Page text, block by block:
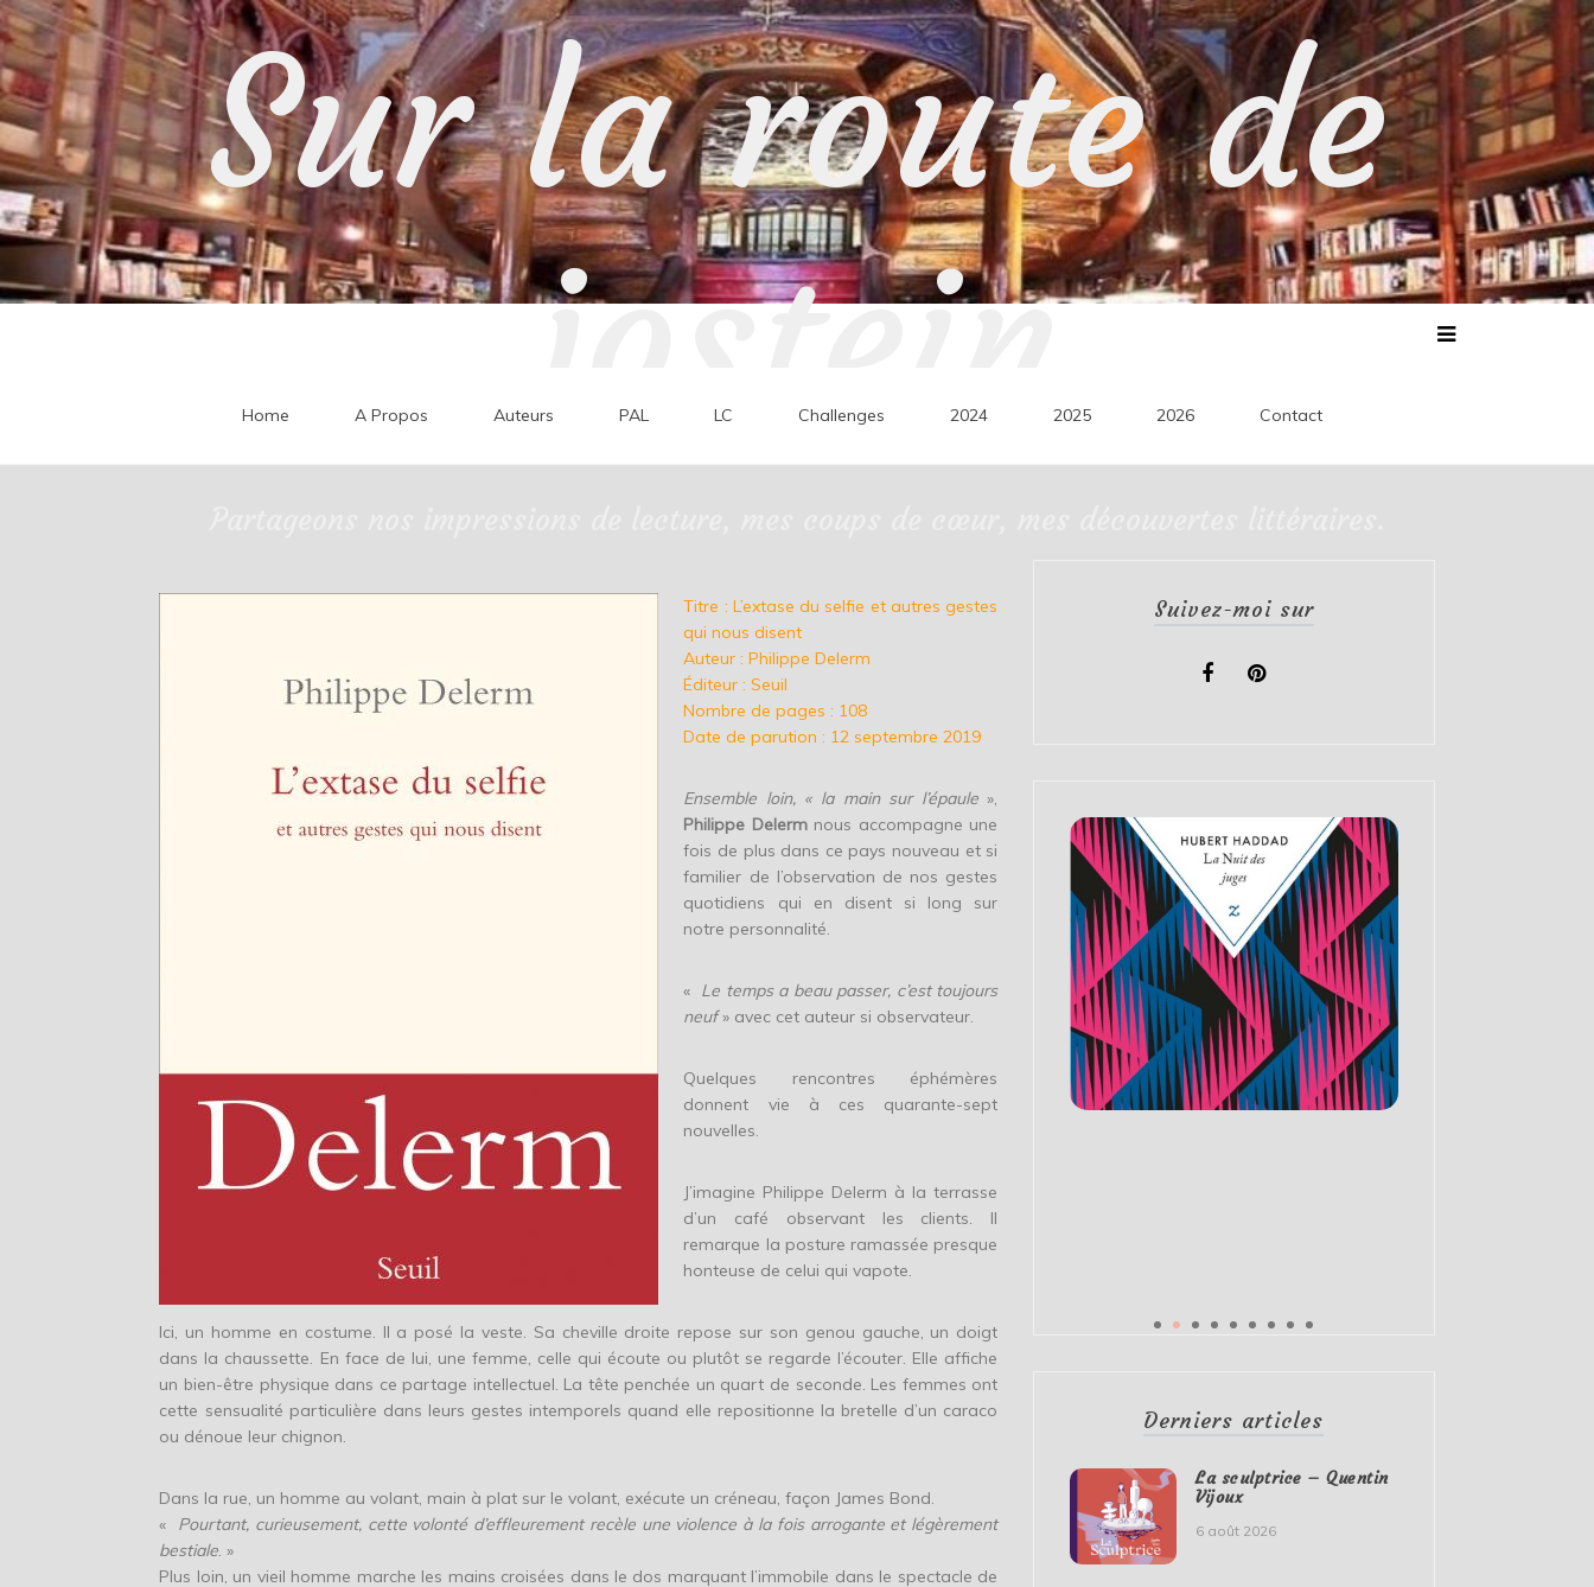
Skip
to
content
Sur la route de
jostein
Home A Propos Auteurs PAL LC Challenges 2024 2025 2026 Contact
Titre : L’extase du selfie et autres gestes
qui nous disent
Auteur : Philippe Delerm
Éditeur : Seuil
Nombre de pages : 108
Date de parution : 12 septembre 2019
Ensemble loin, « la main sur l’épaule»,
Philippe Delermnous accompagne une
fois de plus dans ce pays nouveau et si
familier de l’observation de nos gestes
quotidiens qui en disent si long sur
notre personnalité.
« Le temps a beau passer, c’est toujours
neuf» avec cet auteur si observateur.
Quelques rencontres éphémères
donnent vie à ces quarante-sept
nouvelles.
J’imagine Philippe Delerm à la terrasse
d’un café observant les clients. Il
remarque la posture ramassée presque
honteuse de celui qui vapote.
Ici, un homme en costume. Il a posé la veste. Sa cheville droite repose sur son genou gauche, un doigt
dans la chaussette. En face de lui, une femme, celle qui écoute ou plutôt se regarde l’écouter. Elle affiche
un bien-être physique dans ce partage intellectuel. La tête penchée un quart de seconde. Les femmes ont
cette sensualité particulière dans leurs gestes intemporels quand elle repositionne la bretelle d’un caraco
ou dénoue leur chignon.
Dans la rue, un homme au volant, main à plat sur le volant, exécute un créneau, façon James Bond.
«
Pourtant, curieusement, cette volonté d’effleurement recèle une violence à la fois arrogante et légèrement
bestiale. »
Plus loin, un vieil homme marche les mains croisées dans le dos marquant l’immobile dans le spectacle de
Suivez-moi sur
Derniers articles
La sculptrice – Quentin
Vijoux
6 août 2026